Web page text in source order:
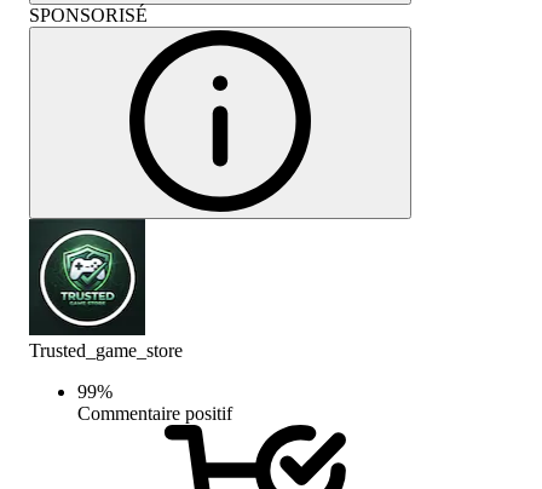
SPONSORISÉ
Trusted_game_store
99%
Commentaire positif